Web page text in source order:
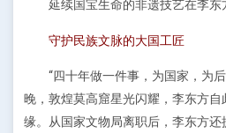
延续国宝生命的非遗技艺在李东
守护民族文脉的大国工匠
“四十年做一件事，为国家，为
晚，敦煌莫高窟星光闪耀，李东方
缘。从国家文物局离职后，李东方